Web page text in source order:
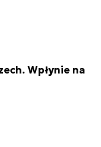
Wpłynie na